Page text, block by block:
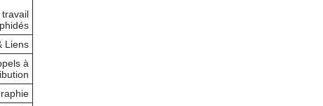
Liens
à